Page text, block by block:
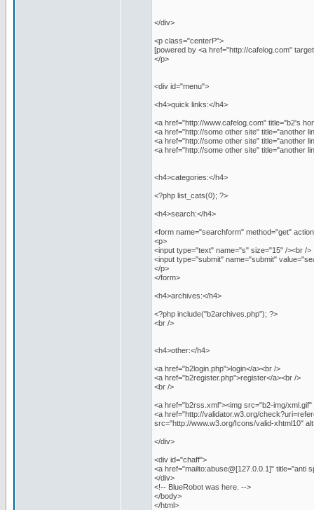
</div>
<p class="centerP">
[powered by <a href="http://cafelog.com"
</p>
<div id="menu">
<h4>quick links:</h4>
<a href="http://www.cafelog.com" title="b2's
<a href="http://some other site" title="another
<a href="http://some other site" title="another
<a href="http://some other site" title="another
<h4>categories:</h4>
<?php list_cats(0); ?>
<h4>search:</h4>
<form name="searchform" method="get"
<p>
<input type="text" name="s" size="15" /><br />
<input type="submit" name="submit"
</p>
</form>
<h4>archives:</h4>
<?php include("b2archives.php"); ?>
<br />
<h4>other:</h4>
<a href="b2login.php">login</a><br />
<a href="b2register.php">register</a><br />
<br />
<a href="b2rss.xml"><img src="b2-img/
<a href="http://validator.w3.org/
src="http://www.w3.org/Icons/valid-xhtml10"
</div>
<div id="chaff">
<a href="mailto:abuse@[127.0.0.1]" title="anti
</div>
<!-- BlueRobot was here. -->
</body>
</html>